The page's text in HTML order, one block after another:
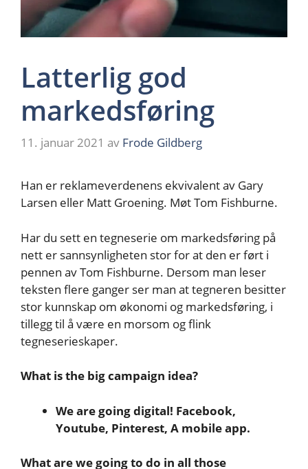
Latterlig god
markedsføring
11. januar 2021 av Frode Gildberg
Han er reklameverdenens ekvivalent av Gary
Larsen eller Matt Groening. Møt Tom Fishburne.
Har du sett en tegneserie om markedsføring på
nett er sannsynligheten stor for at den er ført i
pennen av Tom Fishburne. Dersom man leser
teksten flere ganger ser man at tegneren besitter
stor kunnskap om økonomi og markedsføring, i
tillegg til å være en morsom og flink
tegneserieskaper.
What is the big campaign idea?
We are going digital! Facebook,
Youtube, Pinterest, A mobile app.
What are we going to do in all those